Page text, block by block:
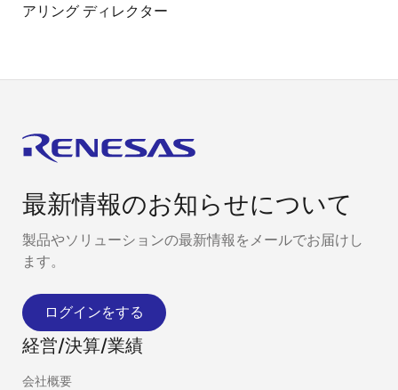
アリング ディレクター
最新情報のお知らせについて
製品やソリューションの最新情報をメールでお届けし
ます。
ログインをする
経営/決算/業績
会社概要